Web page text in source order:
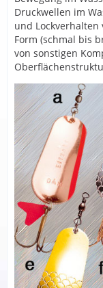
Druckwellen im
und
Form (schmal bis
von sonstigen